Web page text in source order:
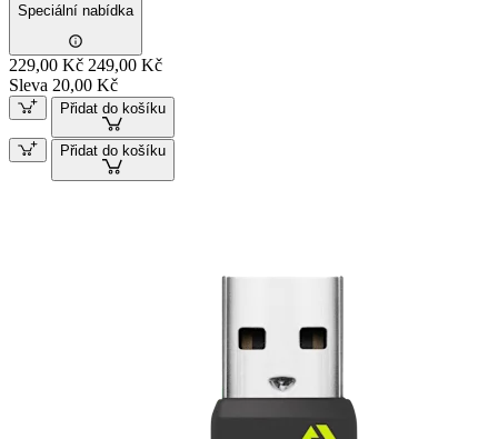
Speciální nabídka
229,00 Kč 249,00 Kč
Sleva 20,00 Kč
Přidat do košíku
Přidat do košíku